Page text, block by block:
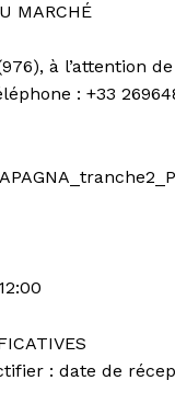
MARCHÉ
à l’attention
: +33
: date de